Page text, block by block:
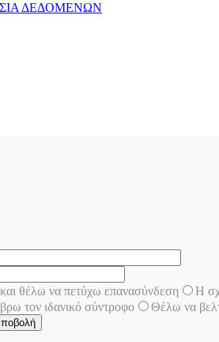
ΔΕΔΟΜΕΝΩΝ
θέλω να πετύχω επανασύνδεση
Η
τον ιδανικό σύντροφο Θέλω να